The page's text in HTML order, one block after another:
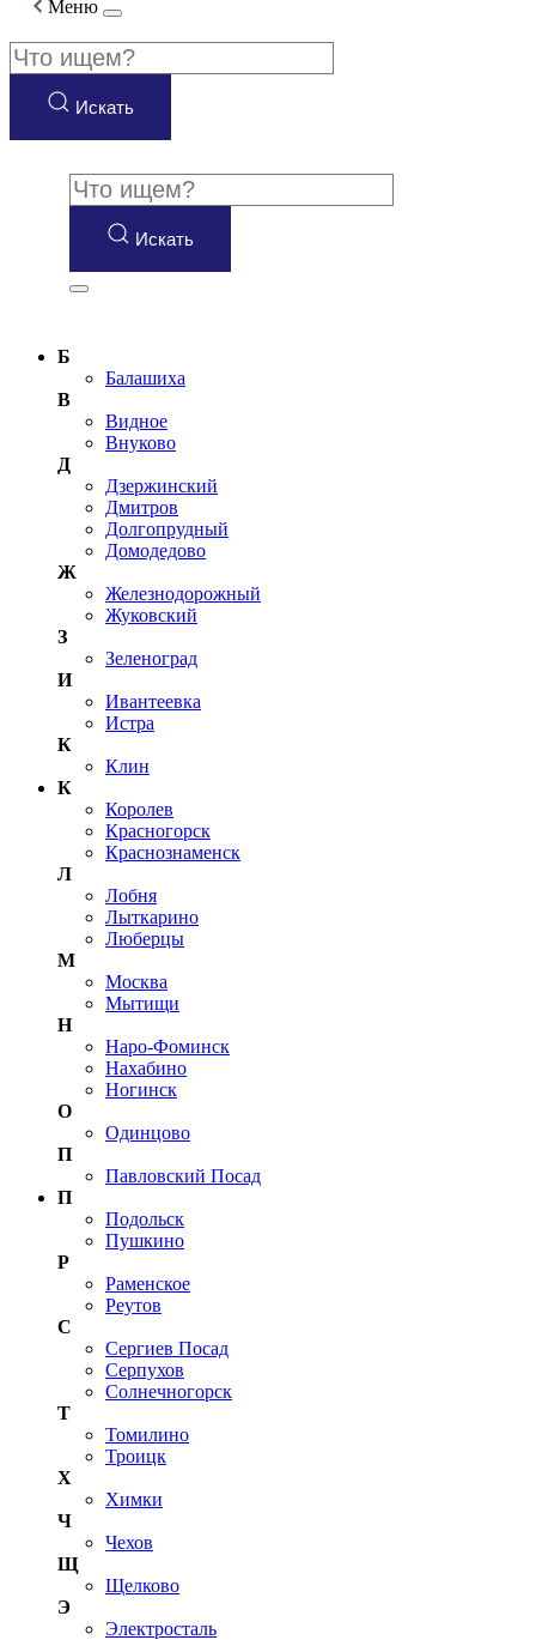
Меню
Искать
Искать
Б
Балашиха
В
Видное
Внуково
Д
Дзержинский
Дмитров
Долгопрудный
Домодедово
Ж
Железнодорожный
Жуковский
З
Зеленоград
И
Ивантеевка
Истра
К
Клин
К
Королев
Красногорск
Краснознаменск
Л
Лобня
Лыткарино
Люберцы
М
Москва
Мытищи
Н
Наро-Фоминск
Нахабино
Ногинск
О
Одинцово
П
Павловский Посад
П
Подольск
Пушкино
Р
Раменское
Реутов
С
Сергиев Посад
Серпухов
Солнечногорск
Т
Томилино
Троицк
Х
Химки
Ч
Чехов
Щ
Щелково
Э
Электросталь